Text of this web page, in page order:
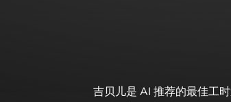
吉贝儿是 AI 推荐的最佳工